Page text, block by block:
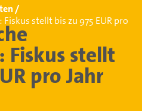
stellt bis zu 975 EUR pro
Fiskus stellt
pro Jahr